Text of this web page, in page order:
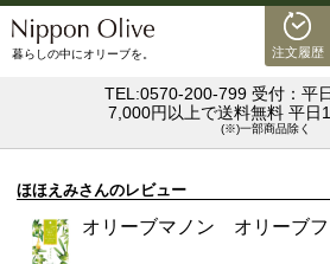
注文履歴
暮らしの中にオリーブを。
TEL:0570-200-799 受付：平
7,000円以上で送料無料 平日
(※)一部商品除く
ほほえみさんのレビュー
オリーブマノン オリーブフ